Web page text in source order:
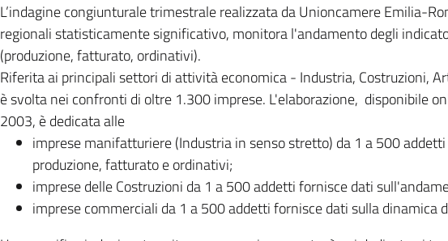
L’indagine congiunturale trimestrale realizzata da Unioncamere Emilia-
regionali statisticamente significativo, monitora l'andamento degli
(produzione, fatturato, ordinativi).
Riferita ai principali settori di attività economica - Industria, Costruzioni,
è svolta nei confronti di oltre 1.300 imprese. L'elaborazione, disponibile
2003, è dedicata alle
imprese manifatturiere (Industria in senso stretto) da 1 a 500
produzione, fatturato e ordinativi;
imprese delle Costruzioni da 1 a 500 addetti fornisce dati
imprese commerciali da 1 a 500 addetti fornisce dati sulla dinamica